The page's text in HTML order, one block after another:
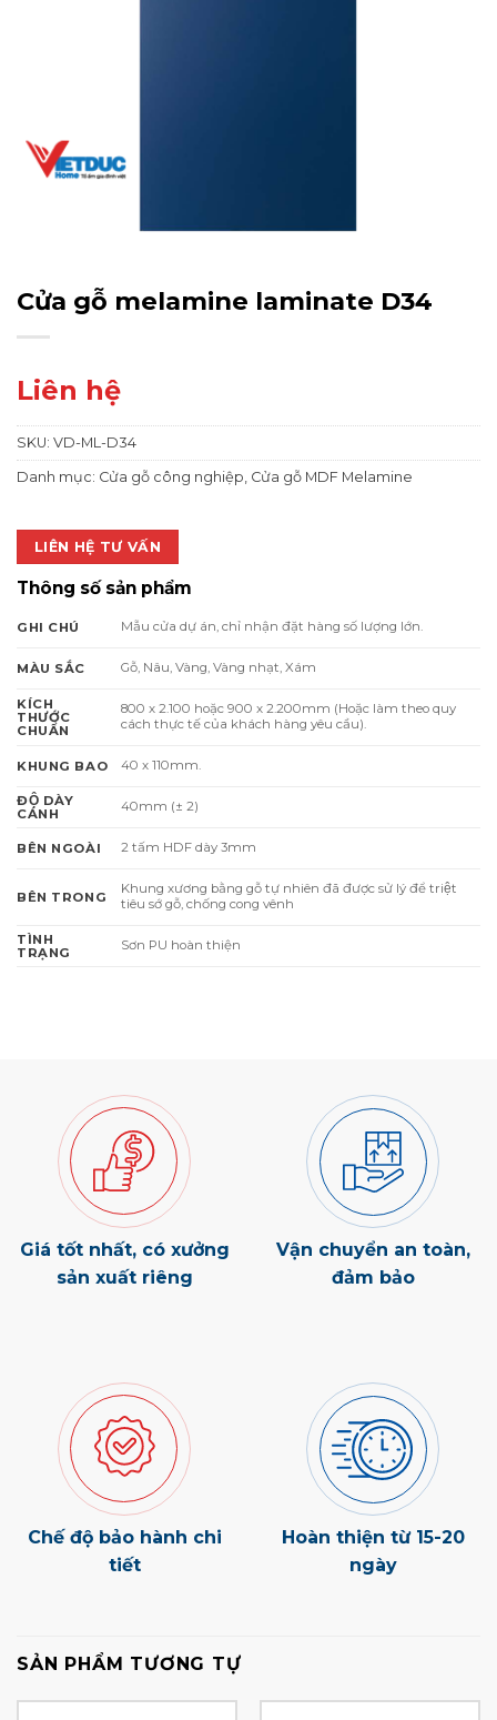
Cửa gỗ melamine laminate D34
Liên hệ
SKU: VD-ML-D34
Danh mục: Cửa gỗ công nghiệp Cửa gỗ MDF Melamine
LIÊN HỆ TƯ VẤN
Thông số sản phẩm
GHI CHÚ Mẫu cửa dự án, chỉ nhận đặt hàng số lượng lớn.
MÀU SẮC Gỗ, Nâu, Vàng, Vàng nhạt, Xám
KÍCH
THƯỚC
CHUẨN
800 x 2.100 hoặc 900 x 2.200mm (Hoặc làm theo quy
cách thực tế của khách hàng yêu cầu).
KHUNG BAO 40 x 110mm.
ĐỘ DÀY
CÁNH
40mm (± 2)
BÊN NGOÀI 2 tấm HDF dày 3mm
BÊN TRONG
Khung xương bằng gỗ tự nhiên đã được sử lý để triệt
tiêu sớ gỗ, chống cong vênh
TÌNH
TRẠNG
Sơn PU hoàn thiện
Giá tốt nhất, có xưởng
sản xuất riêng
Vận chuyển an toàn,
đảm bảo
Chế độ bảo hành chi
tiết
Hoàn thiện từ 15-20
ngày
SẢN PHẨM TƯƠNG TỰ